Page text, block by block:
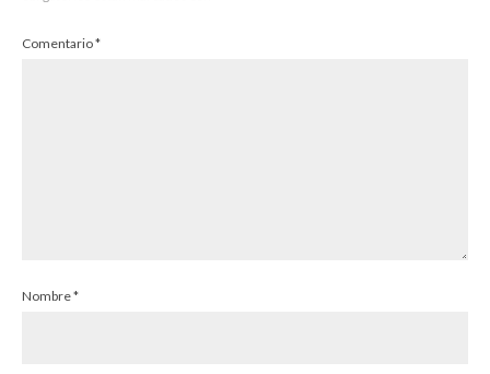
Comentario*
Nombre*